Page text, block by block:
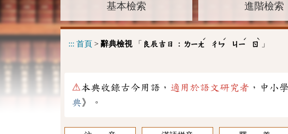
基本檢索 進階檢索
::: 首頁 > 辭典檢視「 良辰吉日 : ㄌㄧㄤ
ˊ
ㄔㄣ
ˊ
ㄐㄧ
ˊ
ㄖ
ˋ
」
⚠本典收錄古今用語， 適用於語文研究者 ，中小
典》。